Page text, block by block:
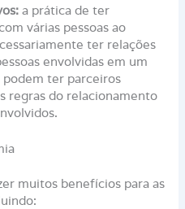
a prática de ter
várias pessoas ao
ter relações
envolvidas em um
ter parceiros
regras do relacionamento
muitos benefícios para as